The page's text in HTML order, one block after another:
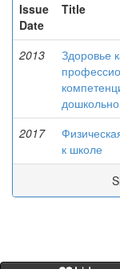
Issue
Date
Title
2013
Здоровье
2017
к школе